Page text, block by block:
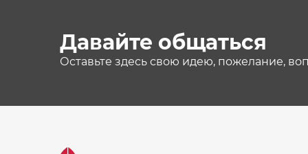
Давайте общаться
Оставьте здесь свою идею, пожелание,